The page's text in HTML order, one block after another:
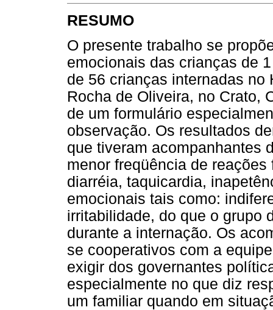
RESUMO
O presente trabalho se
emocionais das crianças de
de 56 crianças internadas no
Rocha de Oliveira, no Crato,
de um formulário
observação. Os resultados
que tiveram acompanhantes
menor freqüência de
diarréia, taquicardia,
emocionais tais como:
irritabilidade, do que o grupo
durante a internação. Os
se cooperativos com a
exigir dos governantes
especialmente no que diz
um familiar quando em